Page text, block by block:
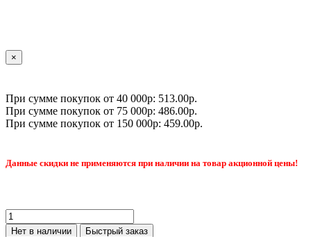
×
При сумме покупок от 40 000р: 513.00р.
При сумме покупок от 75 000р: 486.00р.
При сумме покупок от 150 000р: 459.00р.
Данные скидки не применяются при наличии на товар акционной цены!
Нет в наличии Быстрый заказ